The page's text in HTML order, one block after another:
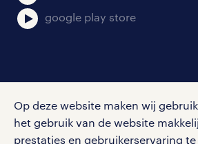
Op deze website maken wij
het gebruik van de website
prestaties en gebruikerservaring
google play store
Volg ons voor de leukste content
vacatures, solliciteren en